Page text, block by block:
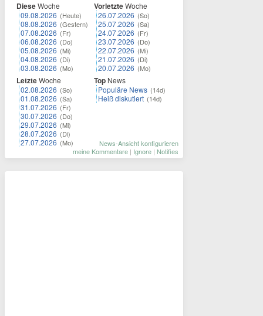
DieseWoche
09.08.2026 (Heute)
08.08.2026 (Gestern)
07.08.2026 (Fr)
06.08.2026 (Do)
05.08.2026 (Mi)
04.08.2026 (Di)
03.08.2026 (Mo)
LetzteWoche
02.08.2026 (So)
01.08.2026 (Sa)
31.07.2026 (Fr)
30.07.2026 (Do)
29.07.2026 (Mi)
28.07.2026 (Di)
27.07.2026 (Mo)
VorletzteWoche
26.07.2026 (So)
25.07.2026 (Sa)
24.07.2026 (Fr)
23.07.2026 (Do)
22.07.2026 (Mi)
21.07.2026 (Di)
20.07.2026 (Mo)
Top News
Populäre News (14d)
Heiß diskutiert (14d)
News-Ansicht konfigurieren
meine Kommentare | Ignore | Notifies